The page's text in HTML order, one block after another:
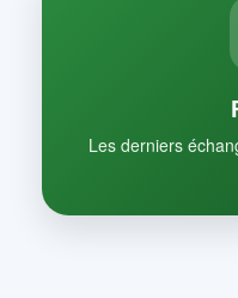
Les derniers